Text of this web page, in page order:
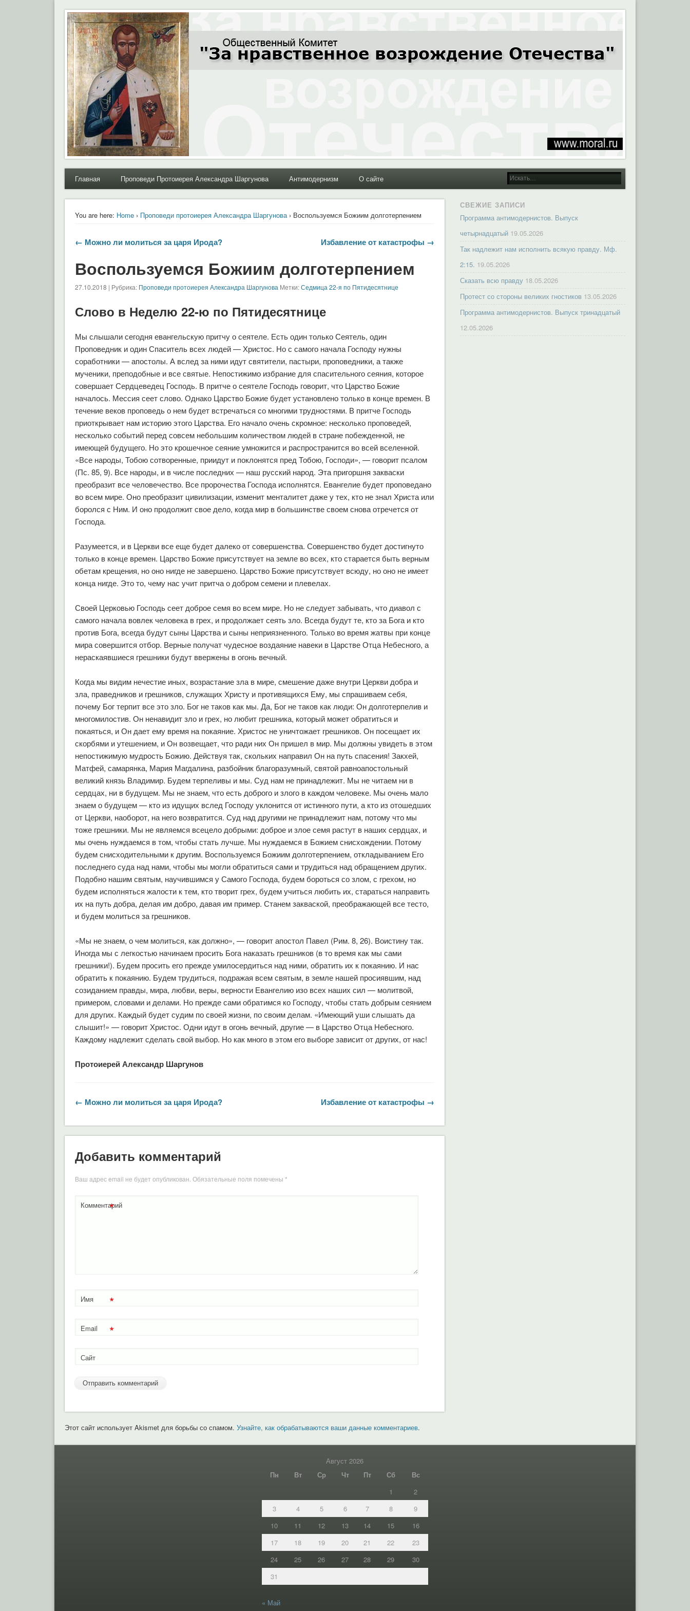
Moral.Ru
Общественный Комитет "За нравственное возрождение Отечества"
Главная Проповеди Протоиерея Александра Шаргунова Антимодернизм О сайте
You are here: Home› Проповеди протоиерея Александра Шаргунова› Воспользуемся Божиим долготерпением
← Можно ли молиться за царя Ирода? Избавление от катастрофы →
Воспользуемся Божиим долготерпением
27.10.2018 | Рубрика: Проповеди протоиерея Александра Шаргунова Метки:Седмица 22-я по Пятидесятнице
Слово в Неделю 22-ю по Пятидесятнице
Мы слышали сегодня евангельскую притчу о сеятеле. Есть один только Сеятель, один
Проповедник и один Спаситель всех людей — Христос. Но с самого начала Господу нужны
соработники — апостолы. А вслед за ними идут святители, пастыри, проповедники, а также
мученики, преподобные и все святые. Непостижимо избрание для спасительного сеяния, которое
совершает Сердцеведец Господь. В притче о сеятеле Господь говорит, что Царство Божие
началось. Мессия сеет слово. Однако Царство Божие будет установлено только в конце времен. В
течение веков проповедь о нем будет встречаться со многими трудностями. В притче Господь
приоткрывает нам историю этого Царства. Его начало очень скромное: несколько проповедей,
несколько событий перед совсем небольшим количеством людей в стране побежденной, не
имеющей будущего. Но это крошечное сеяние умножится и распространится во всей вселенной.
«Все народы, Тобою сотворенные, приидут и поклонятся пред Тобою, Господи», — говорит псалом
(Пс. 85, 9). Все народы, и в числе последних — наш русский народ. Эта пригоршня закваски
преобразит все человечество. Все пророчества Господа исполнятся. Евангелие будет проповедано
во всем мире. Оно преобразит цивилизации, изменит менталитет даже у тех, кто не знал Христа или
боролся с Ним. И оно продолжит свое дело, когда мир в большинстве своем снова отречется от
Господа.
Разумеется, и в Церкви все еще будет далеко от совершенства. Совершенство будет достигнуто
только в конце времен. Царство Божие присутствует на земле во всех, кто старается быть верным
обетам крещения, но оно нигде не завершено. Царство Божие присутствует всюду, но оно не имеет
конца нигде. Это то, чему нас учит притча о добром семени и плевелах.
Своей Церковью Господь сеет доброе семя во всем мире. Но не следует забывать, что диавол с
самого начала вовлек человека в грех, и продолжает сеять зло. Всегда будут те, кто за Бога и кто
против Бога, всегда будут сыны Царства и сыны неприязненного. Только во время жатвы при конце
мира совершится отбор. Верные получат чудесное воздаяние навеки в Царстве Отца Небесного, а
нераскаявшиеся грешники будут ввержены в огонь вечный.
Когда мы видим нечестие иных, возрастание зла в мире, смешение даже внутри Церкви добра и
зла, праведников и грешников, служащих Христу и противящихся Ему, мы спрашиваем себя,
почему Бог терпит все это зло. Бог не таков как мы. Да, Бог не таков как люди: Он долготерпелив и
многомилостив. Он ненавидит зло и грех, но любит грешника, который может обратиться и
покаяться, и Он дает ему время на покаяние. Христос не уничтожает грешников. Он посещает их
скорбями и утешением, и Он возвещает, что ради них Он пришел в мир. Мы должны увидеть в этом
непостижимую мудрость Божию. Действуя так, скольких направил Он на путь спасения! Закхей,
Матфей, самарянка, Мария Магдалина, разбойник благоразумный, святой равноапостольный
великий князь Владимир. Будем терпеливы и мы. Суд нам не принадлежит. Мы не читаем ни в
сердцах, ни в будущем. Мы не знаем, что есть доброго и злого в каждом человеке. Мы очень мало
знаем о будущем — кто из идущих вслед Господу уклонится от истинного пути, а кто из отошедших
от Церкви, наоборот, на него возвратится. Суд над другими не принадлежит нам, потому что мы
тоже грешники. Мы не являемся всецело добрыми: доброе и злое семя растут в наших сердцах, и
мы очень нуждаемся в том, чтобы стать лучше. Мы нуждаемся в Божием снисхождении. Потому
будем снисходительными к другим. Воспользуемся Божиим долготерпением, откладыванием Его
последнего суда над нами, чтобы мы могли обратиться сами и трудиться над обращением других.
Подобно нашим святым, научившимся у Самого Господа, будем бороться со злом, с грехом, но
будем исполняться жалости к тем, кто творит грех, будем учиться любить их, стараться направить
их на путь добра, делая им добро, давая им пример. Станем закваской, преображающей все тесто,
и будем молиться за грешников.
«Мы не знаем, о чем молиться, как должно», — говорит апостол Павел (Рим. 8, 26). Воистину так.
Иногда мы с легкостью начинаем просить Бога наказать грешников (в то время как мы сами
грешники!). Будем просить его прежде умилосердиться над ними, обратить их к покаянию. И нас
обратить к покаянию. Будем трудиться, подражая всем святым, в земле нашей просиявшим, над
созиданием правды, мира, любви, веры, верности Евангелию изо всех наших сил — молитвой,
примером, словами и делами. Но прежде сами обратимся ко Господу, чтобы стать добрым сеянием
для других. Каждый будет судим по своей жизни, по своим делам. «Имеющий уши слышать да
слышит!» — говорит Христос. Одни идут в огонь вечный, другие — в Царство Отца Небесного.
Каждому надлежит сделать свой выбор. Но как много в этом его выборе зависит от других, от нас!
Протоиерей Александр Шаргунов
← Можно ли молиться за царя Ирода? Избавление от катастрофы →
Добавить комментарий
Ваш адрес email не будет опубликован. Обязательные поля помечены *
Комментарий
*
Имя *
Email *
Сайт
Этот сайт использует Akismet для борьбы со спамом. Узнайте, как обрабатываются ваши данные комментариев.
СВЕЖИЕ ЗАПИСИ
Программа антимодернистов. Выпуск
четырнадцатый 19.05.2026
Так надлежит нам исполнить всякую правду. Мф.
2:15. 19.05.2026
Сказать всю правду 18.05.2026
Протест со стороны великих гностиков 13.05.2026
Программа антимодернистов. Выпуск тринадцатый
12.05.2026
Август 2026
Пн
Вт Ср Чт Пт Сб
Вс
1
2
3
4 5 6 7 8
9
10
11 12 13 14 15
16
17
18 19 20 21 22
23
24
25 26 27 28 29
30
31
« Май